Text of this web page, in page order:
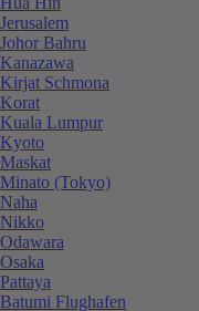
Jerusalem
Johor Bahru
Kanazawa
Kirjat Schmona
Korat
Kuala Lumpur
Kyoto
Maskat
Minato (Tokyo)
Naha
Nikko
Odawara
Osaka
Pattaya
Batumi Flughafen